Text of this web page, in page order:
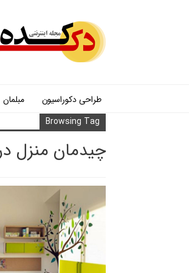
طراحی دکوراسیون مبلمان
Browsing Tag
چیدمان منزل